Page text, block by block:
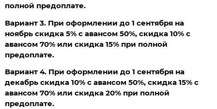
полной предоплате.
Вариант 3. При оформлении до 1 сентября на
ноябрь скидка 5% с авансом 50%, скидка 10% с
авансом 70% или скидка 15% при полной
предоплате.
Вариант 4. При оформлении до 1 сентября на
декабрь скидка 10% с авансом 50%, скидка 15% с
авансом 70% или скидка 20% при полной
предоплате.